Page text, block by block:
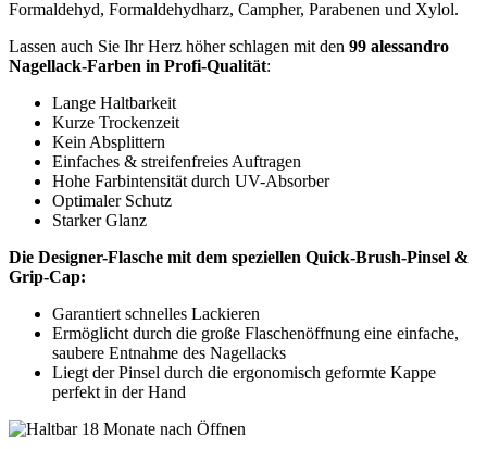
Formaldehyd, Formaldehydharz, Campher, Parabenen und Xylol.
Lassen auch Sie Ihr Herz höher schlagen mit den 99 alessandro
Nagellack-Farben in Profi-Qualität:
Lange Haltbarkeit
Kurze Trockenzeit
Kein Absplittern
Einfaches & streifenfreies Auftragen
Hohe Farbintensität durch UV-Absorber
Optimaler Schutz
Starker Glanz
Die Designer-Flasche mit dem speziellen Quick-Brush-Pinsel &
Grip-Cap:
Garantiert schnelles Lackieren
Ermöglicht durch die große Flaschenöffnung eine einfache,
saubere Entnahme des Nagellacks
Liegt der Pinsel durch die ergonomisch geformte Kappe
perfekt in der Hand